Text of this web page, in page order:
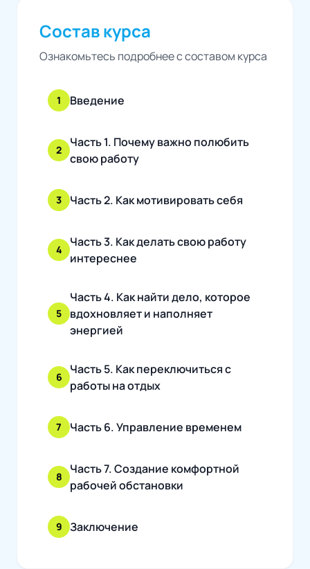
Состав курса
Ознакомьтесь подробнее с составом курса
1 Введение
2
Часть 1. Почему важно полюбить
свою работу
3 Часть 2. Как мотивировать себя
4
Часть 3. Как делать свою работу
интереснее
5
Часть 4. Как найти дело, которое
вдохновляет и наполняет
энергией
6
Часть 5. Как переключиться с
работы на отдых
7 Часть 6. Управление временем
8
Часть 7. Создание комфортной
рабочей обстановки
9 Заключение